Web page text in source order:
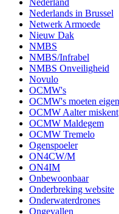
Nederland
Nederlands in Brussel
Netwerk Armoede
Nieuw Dak
NMBS
NMBS/Infrabel
NMBS Onveiligheid
Novulo
OCMW's
OCMW's moeten
OCMW Aalter miskent
OCMW Maldegem
OCMW Tremelo
Ogenspoeler
ON4CW/M
ON4IM
Onbewoonbaar
Onderbreking website
Onderwaterdrones
Ongevallen